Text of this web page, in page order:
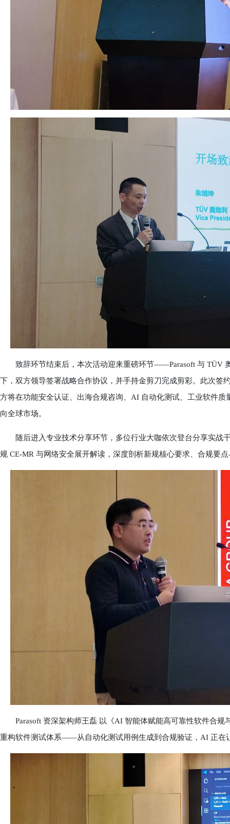
致辞环节结束后，本次活动迎来重磅环节——Parasoft 与 TÜV
下，双方领导签署战略合作协议，并手持金剪刀完成剪彩。此次签
方将在功能安全认证、出海合规咨询、AI 自动化测试、工业软件
向全球市场。
随后进入专业技术分享环节，多位行业大咖依次登台分享实战
规 CE-MR 与网络安全展开解读，深度剖析新规核心要求、合规要
Parasoft 资深架构师王磊 以《AI 智能体赋能高可靠性软件合规
重构软件测试体系——从自动化测试用例生成到合规验证，AI 正在